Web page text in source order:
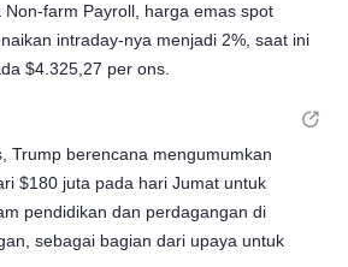
Non-farm Payroll, harga emas spot
intraday-nya menjadi 2%, saat ini
$4.325,27 per ons.
Trump berencana mengumumkan
$180 juta pada hari Jumat untuk
pendidikan dan perdagangan di
sebagai bagian dari upaya untuk